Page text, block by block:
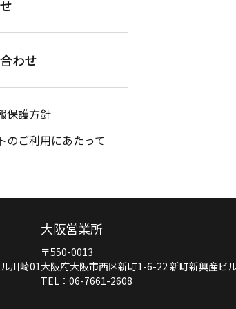
わせ
保護方針
のご利用にあたって
川崎01
大阪営業所
〒550-0013
大阪府大阪市西区新町1-6-22 新町新興産ビ
TEL：06-7661-2608